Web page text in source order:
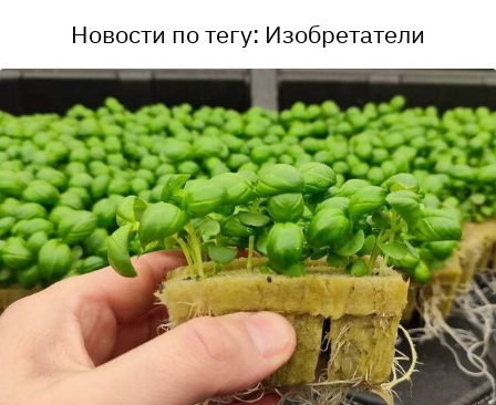
Новости по тегу: Изобретатели